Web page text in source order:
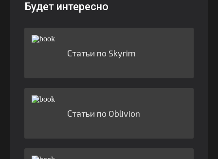
Будет интересно
Статьи по Skyrim
Статьи по Oblivion